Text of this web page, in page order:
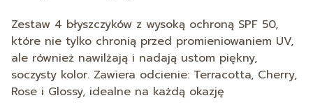
Zestaw 4 błyszczyków z wysoką ochroną SPF 50,
które nie tylko chronią przed promieniowaniem UV,
ale również nawilżają i nadają ustom piękny,
soczysty kolor. Zawiera odcienie: Terracotta, Cherry,
Rose i Glossy, idealne na każdą okazję